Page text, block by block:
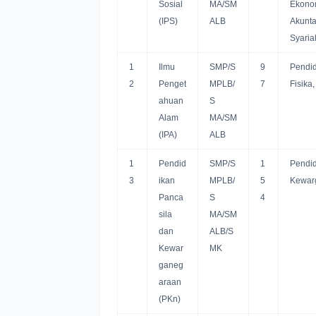
Sosial
(IPS)
MA/SM
ALB
1
2
Ilmu
Penget
ahuan
Alam
(IPA)
SMP/S
MPLB/
S
MA/SM
ALB
9
7
1
3
Pendid
ikan
Panca
sila
dan
Kewar
ganeg
araan
(PKn)
SMP/S
MPLB/
S
MA/SM
ALB/S
MK
1
5
4